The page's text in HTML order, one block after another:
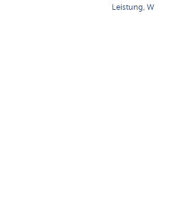
Leistung, W